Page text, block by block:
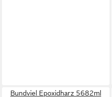
Bundviel Epoxidharz 5682ml